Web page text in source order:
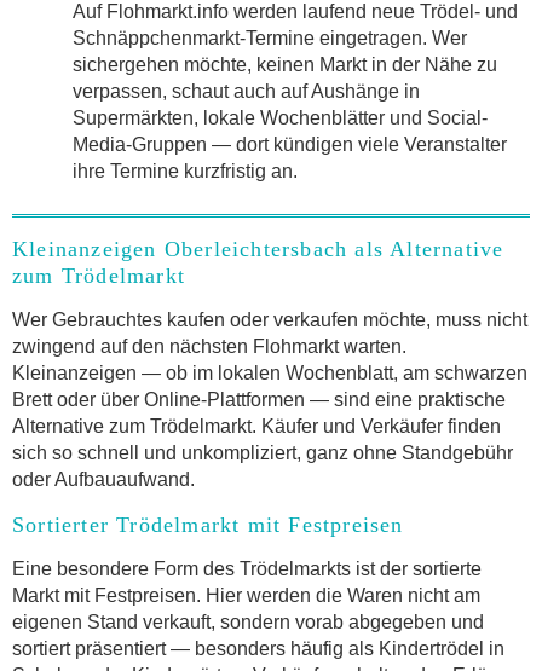
Auf Flohmarkt.info werden laufend neue Trödel- und
Schnäppchenmarkt-Termine eingetragen. Wer
sichergehen möchte, keinen Markt in der Nähe zu
verpassen, schaut auch auf Aushänge in
Supermärkten, lokale Wochenblätter und Social-
Media-Gruppen — dort kündigen viele Veranstalter
ihre Termine kurzfristig an.
Kleinanzeigen Oberleichtersbach als Alternative
zum Trödelmarkt
Wer Gebrauchtes kaufen oder verkaufen möchte, muss nicht
zwingend auf den nächsten Flohmarkt warten.
Kleinanzeigen — ob im lokalen Wochenblatt, am schwarzen
Brett oder über Online-Plattformen — sind eine praktische
Alternative zum Trödelmarkt. Käufer und Verkäufer finden
sich so schnell und unkompliziert, ganz ohne Standgebühr
oder Aufbauaufwand.
Sortierter Trödelmarkt mit Festpreisen
Eine besondere Form des Trödelmarkts ist der sortierte
Markt mit Festpreisen. Hier werden die Waren nicht am
eigenen Stand verkauft, sondern vorab abgegeben und
sortiert präsentiert — besonders häufig als Kindertrödel in